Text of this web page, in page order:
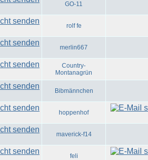
GO-11
rolf fe
merlin667
Country-
Montanagrün
Bibmännchen
hoppenhof
maverick-f14
feli